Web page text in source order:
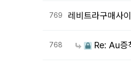
769 레비트라구매
768 Re: Au증